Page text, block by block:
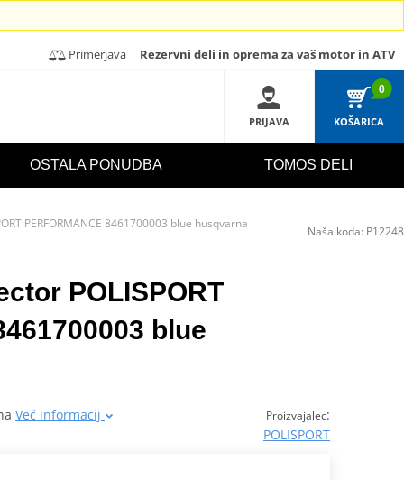
Primerjava Rezervni deli in oprema za vaš motor in ATV
PRIJAVA
0
KOŠARICA
OSTALA PONUDBA TOMOS DELI
PERFORMANCE 8461700003 blue husqvarna
POLISPORT
blue
Proizvajalec:
POLISPORT
Več informacij
Naša koda: P12248